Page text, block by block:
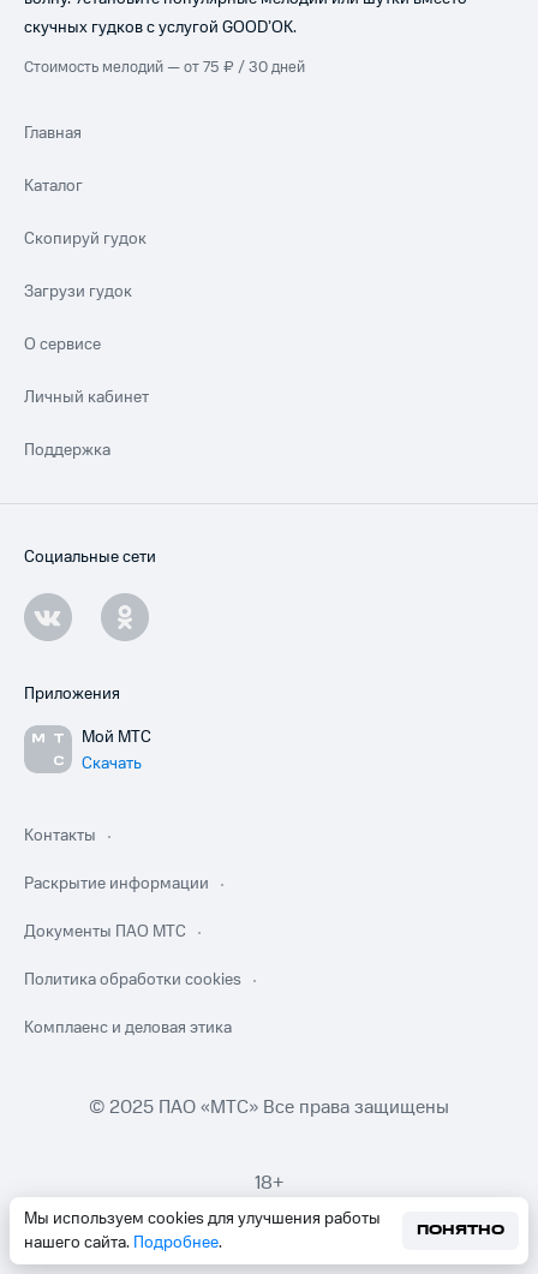
Мы используем cookies для улучшения работы
нашего сайта. Подробнее.
ПОНЯТНО
скучных гудков с услугой GOOD’OK.
Стоимость мелодий — от 75 ₽ / 30 дней
Главная
Каталог
Скопируй гудок
Загрузи гудок
О сервисе
Личный кабинет
Поддержка
Социальные сети
Приложения
Мой МТС
Скачать
Контакты
Раскрытие информации
Документы ПАО МТС
Политика обработки cookies
Комплаенс и деловая этика
© 2025 ПАО «МТС» Все права защищены
18+